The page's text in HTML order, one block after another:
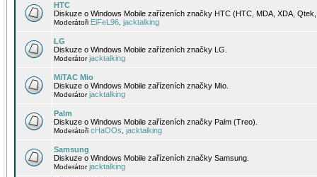
HTC
Diskuze o Windows Mobile zařízeních značky HTC (HTC, MDA, XDA,
Moderátoři EiFeL96 jacktalking
LG
Diskuze o Windows Mobile zařízeních značky LG.
Moderátorjacktalking
MiTAC Mio
Diskuze o Windows Mobile zařízeních značky Mio.
Moderátorjacktalking
Palm
Diskuze o Windows Mobile zařízeních značky Palm (Treo).
Moderátoři cHaOOs jacktalking
Samsung
Diskuze o Windows Mobile zařízeních značky Samsung.
Moderátorjacktalking